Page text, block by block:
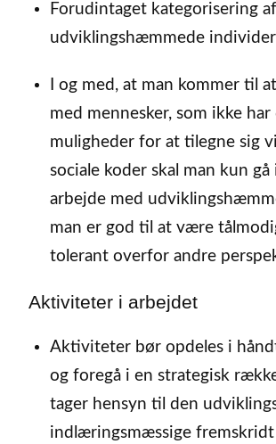
Forudintaget kategorisering af
udviklingshæmmede individer
I og med, at man kommer til
med mennesker, som ikke har
muligheder for at tilegne sig
sociale koder skal man kun
arbejde med
man er god til at være
tolerant overfor andre
Aktiviteter i arbejdet
Aktiviteter bør opdeles i
og foregå i en strategisk
tager hensyn til den
indlæringsmæssige fremskridt